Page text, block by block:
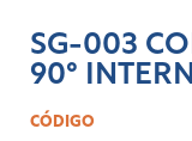
SG-003
90°
CÓDIGO